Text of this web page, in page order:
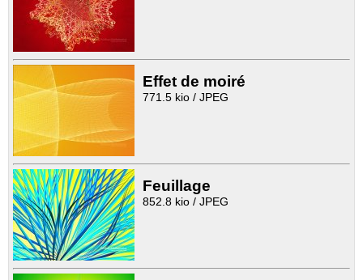
Effet de moiré
771.5 kio / JPEG
Feuillage
852.8 kio / JPEG